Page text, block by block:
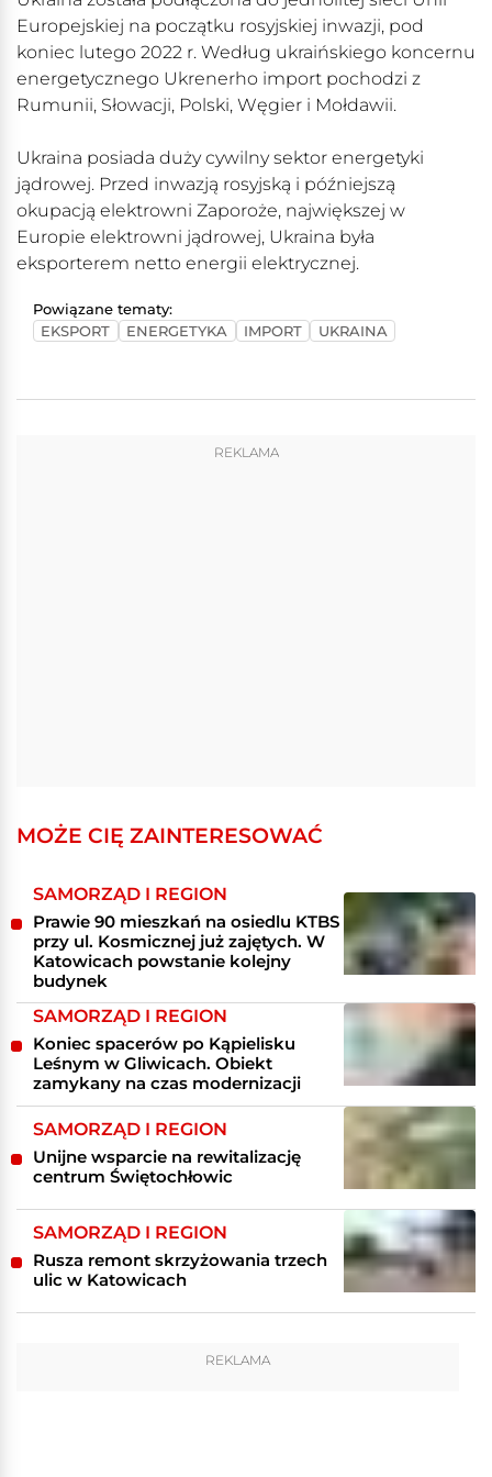
Europejskiej na początku rosyjskiej inwazji, pod
koniec lutego 2022 r. Według ukraińskiego koncernu
energetycznego Ukrenerho import pochodzi z
Rumunii, Słowacji, Polski, Węgier i Mołdawii.
Ukraina posiada duży cywilny sektor energetyki
jądrowej. Przed inwazją rosyjską i późniejszą
okupacją elektrowni Zaporoże, największej w
Europie elektrowni jądrowej, Ukraina była
eksporterem netto energii elektrycznej.
Powiązane tematy:
EKSPORT
ENERGETYKA IMPORT UKRAINA
REKLAMA
MOŻE CIĘ ZAINTERESOWAĆ
SAMORZĄD I REGION
Prawie 90 mieszkań na osiedlu KTBS
przy ul. Kosmicznej już zajętych. W
Katowicach powstanie kolejny
budynek
SAMORZĄD I REGION
Koniec spacerów po Kąpielisku
Leśnym w Gliwicach. Obiekt
zamykany na czas modernizacji
SAMORZĄD I REGION
Unijne wsparcie na rewitalizację
centrum Świętochłowic
SAMORZĄD I REGION
Rusza remont skrzyżowania trzech
ulic w Katowicach
REKLAMA